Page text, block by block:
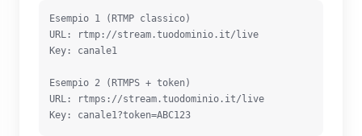
Esempio 1 (RTMP classico)
URL: rtmp://stream.tuodominio.it/live
Key: canale1
Esempio 2 (RTMPS + token)
URL: rtmps://stream.tuodominio.it/live
Key: canale1?token=ABC123